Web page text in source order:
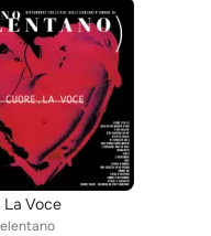
La Voce